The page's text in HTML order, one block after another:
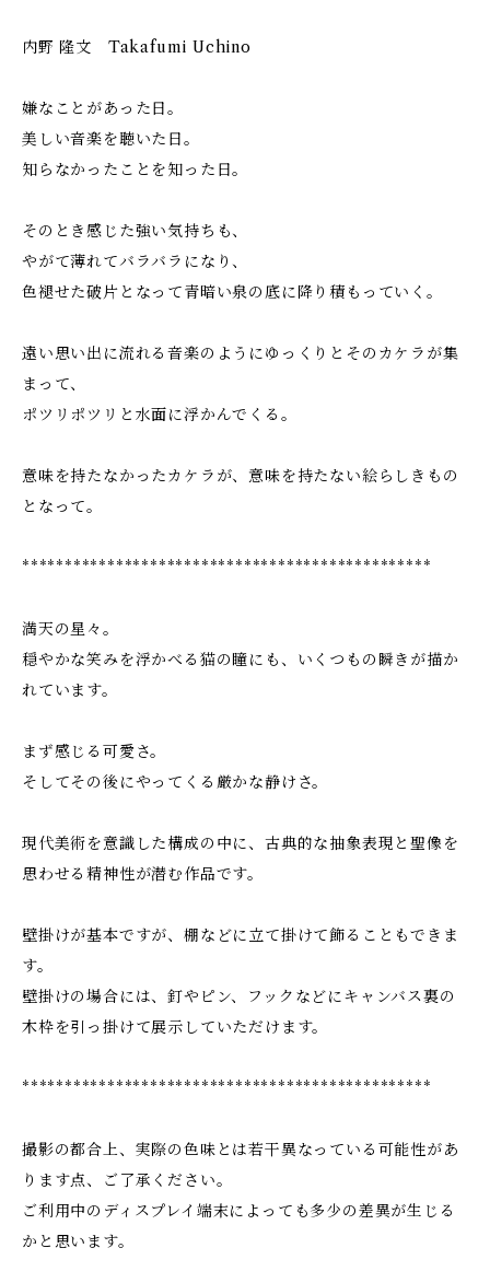
内野 隆文 Takafumi Uchino
嫌なことがあった日。
美しい音楽を聴いた日。
知らなかったことを知った日。
そのとき感じた強い気持ちも、
やがて薄れてバラバラになり、
色褪せた破片となって青暗い泉の底に降り積もっていく。
遠い思い出に流れる音楽のようにゆっくりとそのカケラが集
まって、
ポツリポツリと水面に浮かんでくる。
意味を持たなかったカケラが、意味を持たない絵らしきもの
となって。
************************************************
満天の星々。
穏やかな笑みを浮かべる猫の瞳にも、いくつもの瞬きが描か
れています。
まず感じる可愛さ。
そしてその後にやってくる厳かな静けさ。
現代美術を意識した構成の中に、古典的な抽象表現と聖像を
思わせる精神性が潜む作品です。
壁掛けが基本ですが、棚などに立て掛けて飾ることもできま
す。
壁掛けの場合には、釘やピン、フックなどにキャンバス裏の
木枠を引っ掛けて展示していただけます。
************************************************
撮影の都合上、実際の色味とは若干異なっている可能性があ
ります点、ご了承ください。
ご利用中のディスプレイ端末によっても多少の差異が生じる
かと思います。